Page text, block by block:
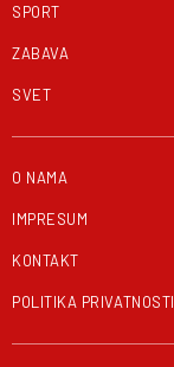
SPORT
ZABAVA
SVET
O NAMA
IMPRESUM
KONTAKT
POLITIKA PRIVATNOSTI